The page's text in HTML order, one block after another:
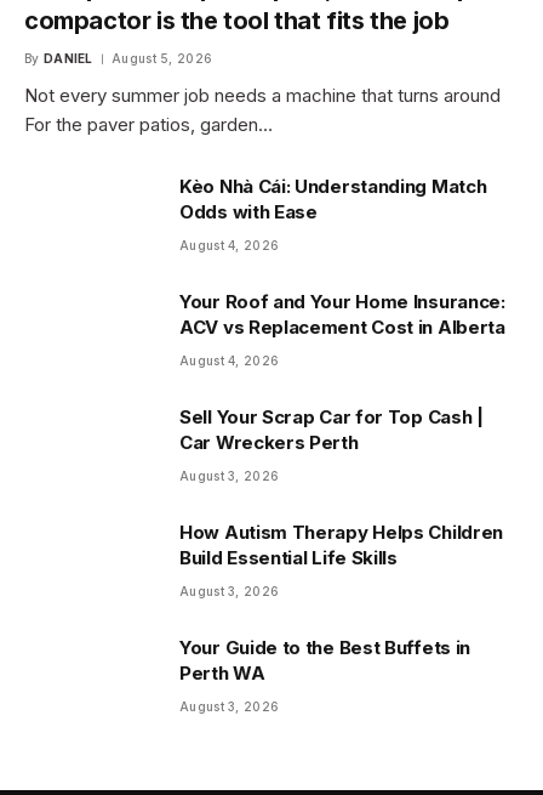
compactor is the tool that fits the job
By DANIEL August 5, 2026
Not every summer job needs a machine that turns around
For the paver patios, garden…
Kèo Nhà Cái: Understanding Match
Odds with Ease
August 4, 2026
Your Roof and Your Home Insurance:
ACV vs Replacement Cost in Alberta
August 4, 2026
Sell Your Scrap Car for Top Cash |
Car Wreckers Perth
August 3, 2026
How Autism Therapy Helps Children
Build Essential Life Skills
August 3, 2026
Your Guide to the Best Buffets in
Perth WA
August 3, 2026